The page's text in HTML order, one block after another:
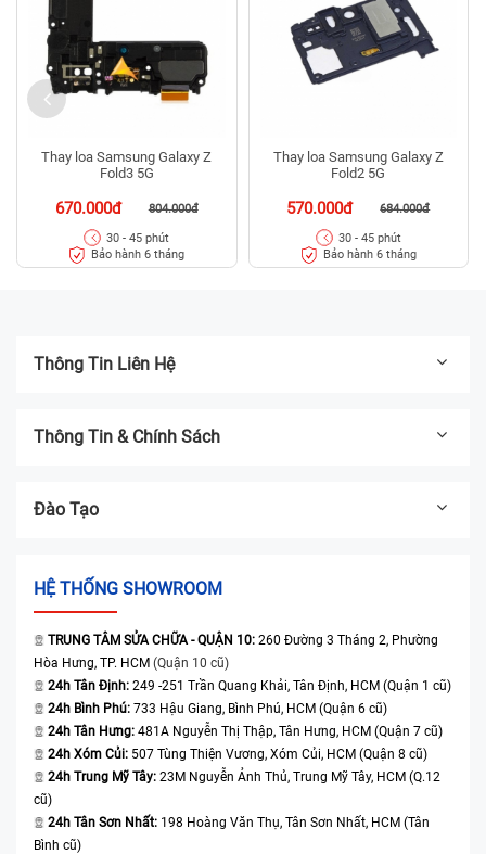
Thay loa Samsung Galaxy Z
Fold3 5G
670.000đ 804.000đ
30 - 45 phút
Bảo hành 6 tháng
Thay loa Samsung Galaxy Z
Fold2 5G
570.000đ 684.000đ
30 - 45 phút
Bảo hành 6 tháng
Thông Tin Liên Hệ
Thông Tin & Chính Sách
Đào Tạo
HỆ THỐNG SHOWROOM
TRUNG TÂM SỬA CHỮA - QUẬN 10: 260 Đường 3 Tháng 2, Phường
Hòa Hưng, TP. HCM (Quận 10 cũ)
24h Tân Định: 249 -251 Trần Quang Khải, Tân Định, HCM (Quận 1 cũ)
24h Bình Phú: 733 Hậu Giang, Bình Phú, HCM (Quận 6 cũ)
24h Tân Hưng: 481A Nguyễn Thị Thập, Tân Hưng, HCM (Quận 7 cũ)
24h Xóm Củi: 507 Tùng Thiện Vương, Xóm Củi, HCM (Quận 8 cũ)
24h Trung Mỹ Tây: 23M Nguyễn Ảnh Thủ, Trung Mỹ Tây, HCM (Q.12
cũ)
24h Tân Sơn Nhất: 198 Hoàng Văn Thụ, Tân Sơn Nhất, HCM (Tân
Bình cũ)